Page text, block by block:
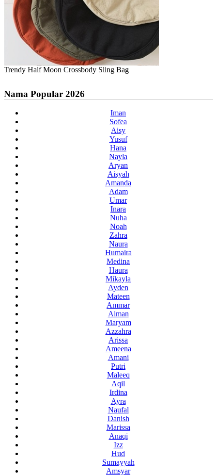
Trendy Half Moon Crossbody Sling Bag
Nama Popular 2026
Iman
Sofea
Aisy
Yusuf
Hana
Nayla
Aryan
Aisyah
Amanda
Adam
Umar
Inara
Nuha
Noah
Zahra
Naura
Humaira
Medina
Haura
Mikayla
Ayden
Mateen
Ammar
Aiman
Maryam
Azzahra
Arissa
Ameena
Amani
Putri
Maleeq
Aqil
Irdina
Ayra
Naufal
Danish
Marissa
Anaqi
Izz
Hud
Sumayyah
Amsyar